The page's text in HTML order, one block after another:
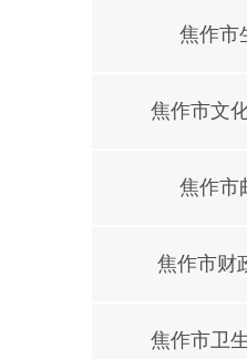
焦作市
焦作市文
焦作市
焦作市财
焦作市卫